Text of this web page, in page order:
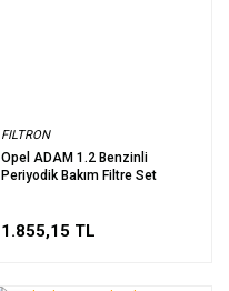
FILTRON
Opel ADAM 1.2 Benzinli
Periyodik Bakım Filtre Set
1.855,15 TL